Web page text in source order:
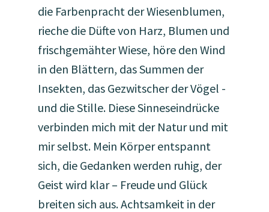
die Farbenpracht der Wiesenblumen,
rieche die Düfte von Harz, Blumen und
frischgemähter Wiese, höre den Wind
in den Blättern, das Summen der
Insekten, das Gezwitscher der Vögel -
und die Stille. Diese Sinneseindrücke
verbinden mich mit der Natur und mit
mir selbst. Mein Körper entspannt
sich, die Gedanken werden ruhig, der
Geist wird klar – Freude und Glück
breiten sich aus. Achtsamkeit in der